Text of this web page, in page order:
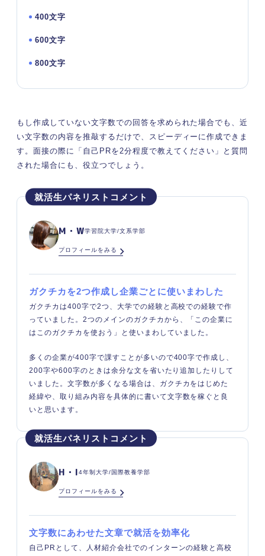
400文字
600文字
800文字
もし作成していない文字数での回答を求められた場合でも、近
い文字数の内容を推敲するだけで、スピーディーに作成できま
す。面接の際に「自己PRを2分程度で教えてください」と質問
された場合にも、役立つでしょう。
M・W学習院大学/文系学部
プロフィールをみる
ガクチカを2つ作成し企業ごとに使いまわした
ガクチカは400字で2つ、大学での経験と高校での経験で作
っていました。2つのメインのガクチカから、「この企業に
はこのガクチカを使おう」と使いまわしていました。
多くの企業が400字で課すことが多いので400字で作成し、
200字や600字のときは余分な文を省いたり追加したりして
いました。文字数が多くなる場合は、ガクチカをはじめた
経緯や、取り組み内容を具体的に書いて文字数を稼ぐと良
いと思います。
H・I4年制大学/国際教養学部
プロフィールをみる
文字数にあわせた文章で就活を効率化
自己PRとして、人材紹介会社でのインターンの経験と高校